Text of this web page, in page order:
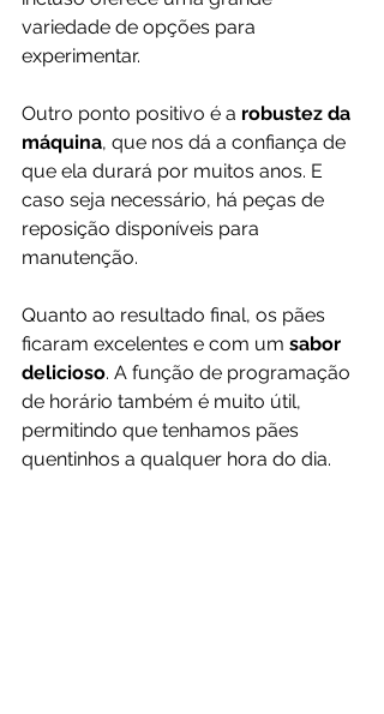
variedade de opções para
experimentar.
Outro ponto positivo é a robustez da
máquina, que nos dá a confiança de
que ela durará por muitos anos. E
caso seja necessário, há peças de
reposição disponíveis para
manutenção.
Quanto ao resultado final, os pães
ficaram excelentes e com um sabor
delicioso. A função de programação
de horário também é muito útil,
permitindo que tenhamos pães
quentinhos a qualquer hora do dia.